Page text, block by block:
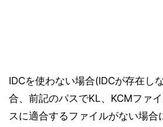
IDCを使わない場合(IDCが存在し
合、前記のパスでKL、KCMファ
スに適合するファイルがない場合